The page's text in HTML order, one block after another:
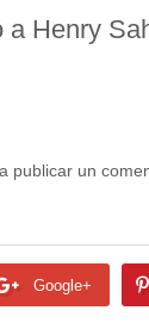
Henry
publicar un
Google+